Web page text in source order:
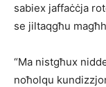
sabiex jaffaċċja
se jiltaqgħu
“Ma nistgħux
noħolqu